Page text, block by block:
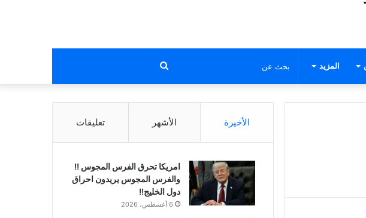
المزيد بحث
عن
الأخيرة الأشهر تعليقات
امريكا تحرق الفرس المجوس !!
والفرس المجوس يريدون احراق
دول الخليج!!
6 أغسطس، 2026